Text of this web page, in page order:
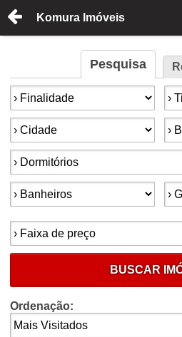
Komura Imóveis
Pesquisa
Finalidade:
Cidade:
Dormitórios:
Banheiros:
Faixa de preço:
BUSCAR
Ordenação: